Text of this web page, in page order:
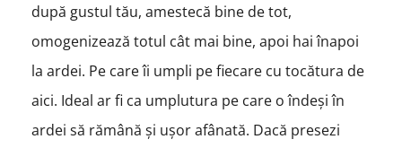
după gustul tău, amestecă bine de tot,
omogenizează totul cât mai bine, apoi hai înapoi
la ardei. Pe care îi umpli pe fiecare cu tocătura de
aici. Ideal ar fi ca umplutura pe care o îndeși în
ardei să rămână și ușor afânată. Dacă presezi